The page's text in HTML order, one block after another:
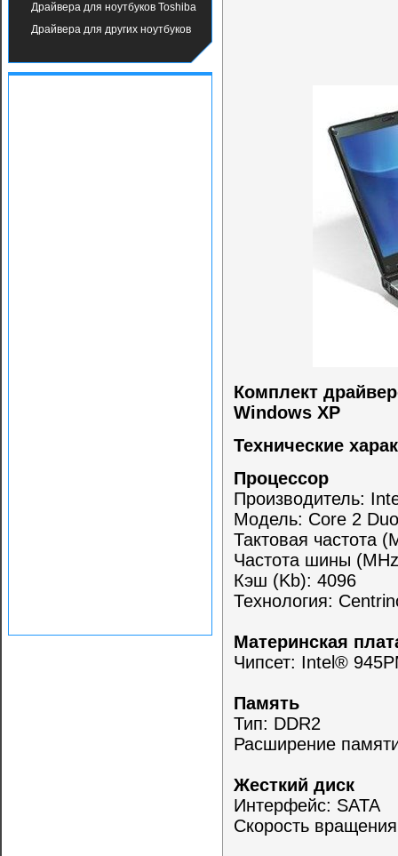
Драйвера для ноутбуков Toshiba
Драйвера для других ноутбуков
Комплект
Windows XP
Технические
Процессор
Производитель:
Модель: Core 2
Тактовая частота
Частота шины
Кэш (Kb): 4096
Технология:
Материнская
Чипсет: Intel®
Память
Тип: DDR2
Расширение
Жесткий диск
Интерфейс: SATA
Скорость